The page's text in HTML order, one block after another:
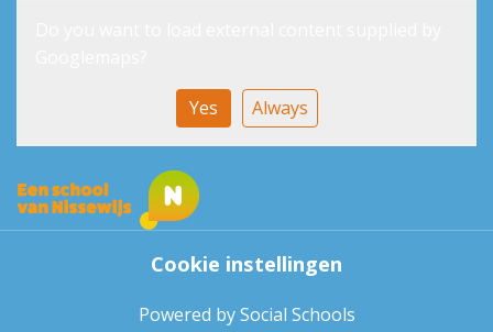
Yes Always
Cookie instellingen
Powered bySocial Schools